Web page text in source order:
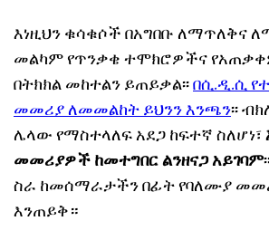
እነዚህን ቁሳቁሶች በአግበቡ ለማጥለቅና
መልካም የጥንቃቄ ተሞክሮዎችና
በትክክል መከተልን ይጠይቃል፡፡በሲ.ዲ.ሲ
መመሪያ ለመመልከት ይህንን እንጫን፡፡
ሌላው የማስተላለፍ አደጋ ከፍተኛ ስለሆነ፣
መመሪያዎች ከመተግበር ልንዘናጋ አይገባም
ስራ ከመሰማራታችን በፊት የባለሙያ
እንጠይቅ።